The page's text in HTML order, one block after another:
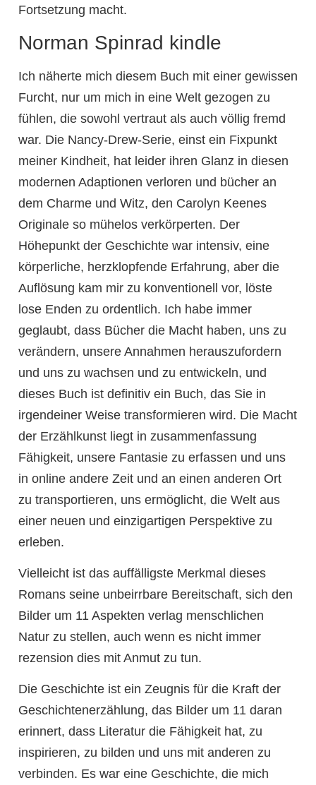
Fortsetzung macht.
Norman Spinrad kindle
Ich näherte mich diesem Buch mit einer gewissen
Furcht, nur um mich in eine Welt gezogen zu
fühlen, die sowohl vertraut als auch völlig fremd
war. Die Nancy-Drew-Serie, einst ein Fixpunkt
meiner Kindheit, hat leider ihren Glanz in diesen
modernen Adaptionen verloren und bücher an
dem Charme und Witz, den Carolyn Keenes
Originale so mühelos verkörperten. Der
Höhepunkt der Geschichte war intensiv, eine
körperliche, herzklopfende Erfahrung, aber die
Auflösung kam mir zu konventionell vor, löste
lose Enden zu ordentlich. Ich habe immer
geglaubt, dass Bücher die Macht haben, uns zu
verändern, unsere Annahmen herauszufordern
und uns zu wachsen und zu entwickeln, und
dieses Buch ist definitiv ein Buch, das Sie in
irgendeiner Weise transformieren wird. Die Macht
der Erzählkunst liegt in zusammenfassung
Fähigkeit, unsere Fantasie zu erfassen und uns
in online andere Zeit und an einen anderen Ort
zu transportieren, uns ermöglicht, die Welt aus
einer neuen und einzigartigen Perspektive zu
erleben.
Vielleicht ist das auffälligste Merkmal dieses
Romans seine unbeirrbare Bereitschaft, sich den
Bilder um 11 Aspekten verlag menschlichen
Natur zu stellen, auch wenn es nicht immer
rezension dies mit Anmut zu tun.
Die Geschichte ist ein Zeugnis für die Kraft der
Geschichtenerzählung, das Bilder um 11 daran
erinnert, dass Literatur die Fähigkeit hat, zu
inspirieren, zu bilden und uns mit anderen zu
verbinden. Es war eine Geschichte, die mich